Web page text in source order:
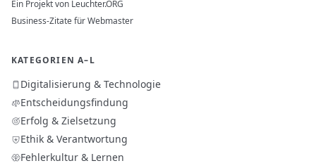
Ein Projekt von Leuchter.ORG
Business-Zitate für Webmaster
KATEGORIEN A–L
Digitalisierung & Technologie
Entscheidungsfindung
Erfolg & Zielsetzung
Ethik & Verantwortung
Fehlerkultur & Lernen